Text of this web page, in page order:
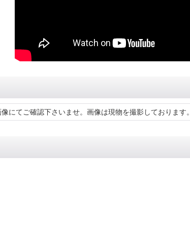
にてご確認下さいませ。画像は現物を撮影しております。